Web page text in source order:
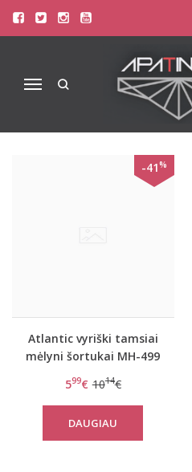
Navigacija
ATLANTIC
Pirkite pagal gamintoją
-41%
Atlantic vyriški tamsiai
mėlyni šortukai MH-499
599€ 1014€
DAUGIAU